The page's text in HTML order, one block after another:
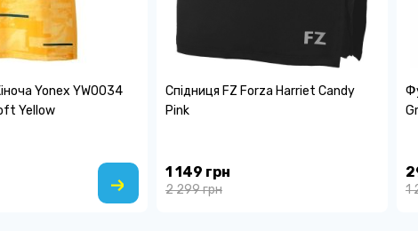
Yonex YW0034
Yellow
Спідниця FZ Forza Harriet Candy
Pink
1 149 грн
2 299 грн 1